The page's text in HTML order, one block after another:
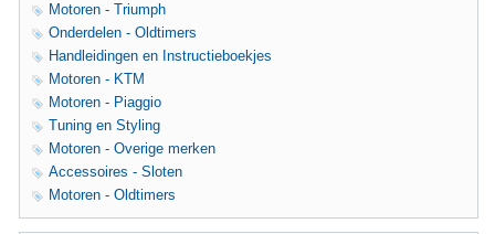
Motoren - Triumph
Onderdelen - Oldtimers
Handleidingen en Instructieboekjes
Motoren - KTM
Motoren - Piaggio
Tuning en Styling
Motoren - Overige merken
Accessoires - Sloten
Motoren - Oldtimers